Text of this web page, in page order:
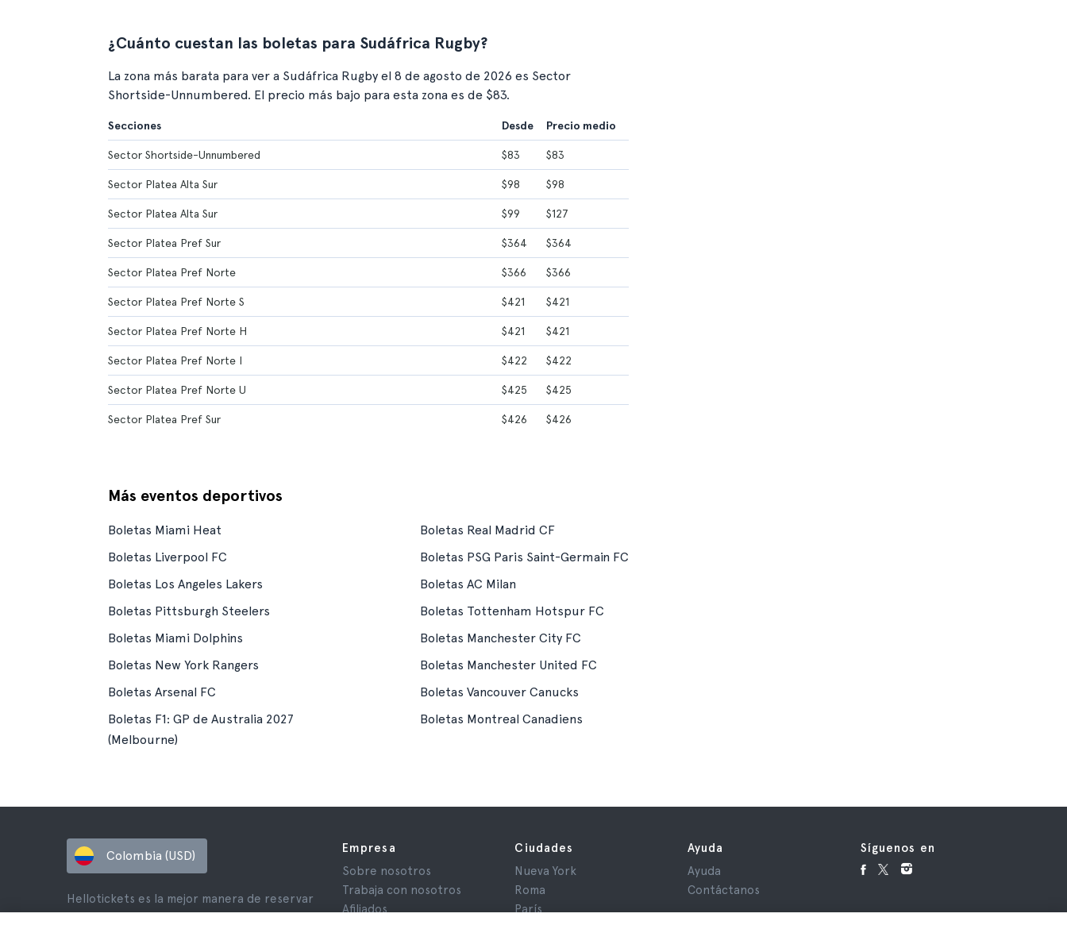
¿Cuánto cuestan las boletas para Sudáfrica Rugby?
La zona más barata para ver a Sudáfrica Rugby el 8 de agosto de 2026 es Sector
Shortside-Unnumbered. El precio más bajo para esta zona es de $83.
Secciones Desde Precio medio
Sector Shortside-Unnumbered $83 $83
Sector Platea Alta Sur $98 $98
Sector Platea Alta Sur $99 $127
Sector Platea Pref Sur $364 $364
Sector Platea Pref Norte $366 $366
Sector Platea Pref Norte S $421 $421
Sector Platea Pref Norte H $421 $421
Sector Platea Pref Norte I $422 $422
Sector Platea Pref Norte U $425 $425
Sector Platea Pref Sur $426 $426
Más eventos deportivos
Boletas Miami Heat
Boletas Real Madrid CF
Boletas Liverpool FC
Boletas PSG Paris Saint-Germain FC
Boletas Los Angeles Lakers
Boletas AC Milan
Boletas Pittsburgh Steelers
Boletas Tottenham Hotspur FC
Boletas Miami Dolphins
Boletas Manchester City FC
Boletas New York Rangers
Boletas Manchester United FC
Boletas Arsenal FC
Boletas Vancouver Canucks
Boletas F1: GP de Australia 2027
(Melbourne)
Boletas Montreal Canadiens
Colombia (USD)
Hellotickets es la mejor manera de reservar
Empresa
Sobre nosotros
Trabaja con nosotros
Afiliados
Ciudades
Nueva York
Roma
París
Ayuda
Ayuda
Contáctanos
Síguenos en